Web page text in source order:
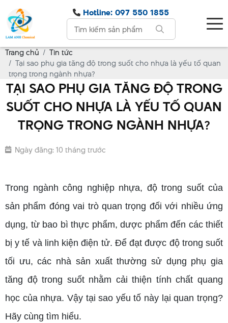
Hotline: 097 550 1855
Trang chủ
Tin tức
Tại sao phụ gia tăng độ trong suốt cho nhựa là yếu tố quan
trọng trong ngành nhựa?
TẠI SAO PHỤ GIA TĂNG ĐỘ TRONG
SUỐT CHO NHỰA LÀ YẾU TỐ QUAN
TRỌNG TRONG NGÀNH NHỰA?
Ngày đăng: 10 tháng trước
Trong ngành công nghiệp nhựa, độ trong suốt của
sản phẩm đóng vai trò quan trọng đối với nhiều ứng
dụng, từ bao bì thực phẩm, dược phẩm đến các thiết
bị y tế và linh kiện điện tử. Để đạt được độ trong suốt
tối ưu, các nhà sản xuất thường sử dụng phụ gia
tăng độ trong suốt nhằm cải thiện tính chất quang
học của nhựa. Vậy tại sao yếu tố này lại quan trọng?
Hãy cùng tìm hiểu.